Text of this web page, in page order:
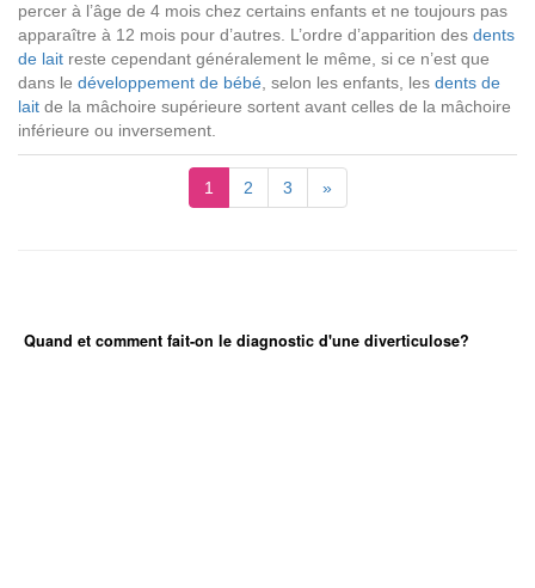
percer à l’âge de 4 mois chez certains enfants et ne toujours pas
apparaître à 12 mois pour d’autres. L’ordre d’apparition des dents
de lait reste cependant généralement le même, si ce n’est que
dans le développement de bébé , selon les enfants, les dents de
lait de la mâchoire supérieure sortent avant celles de la mâchoire
inférieure ou inversement.
1 2 3 »
Quand et comment fait-on le diagnostic d'une diverticulose?